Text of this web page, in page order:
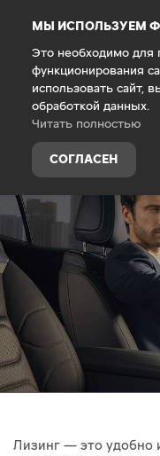
МЫ ИСПОЛЬЗУЕМ
Это необходимо для
функционирования
использовать сайт,
обработкой данных.
Читать полностью
СОГЛАСЕН
Главная
Лизинг — это удобно